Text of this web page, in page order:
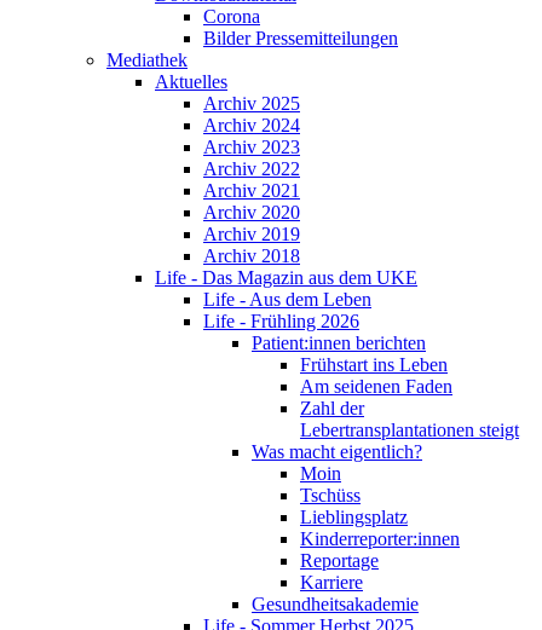
Corona
Bilder Pressemitteilungen
Mediathek
Aktuelles
Archiv 2025
Archiv 2024
Archiv 2023
Archiv 2022
Archiv 2021
Archiv 2020
Archiv 2019
Archiv 2018
Life - Das Magazin aus dem UKE
Life - Aus dem Leben
Life - Frühling 2026
Patient:innen berichten
Frühstart ins Leben
Am seidenen Faden
Zahl der
Lebertransplantationen steigt
Was macht eigentlich?
Moin
Tschüss
Lieblingsplatz
Kinderreporter:innen
Reportage
Karriere
Gesundheitsakademie
Life - Sommer Herbst 2025